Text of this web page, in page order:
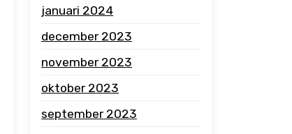
januari 2024
december 2023
november 2023
oktober 2023
september 2023